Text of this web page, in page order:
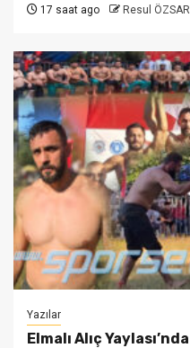
17 saat ago Resul
Yazılar
Elmalı Alıç